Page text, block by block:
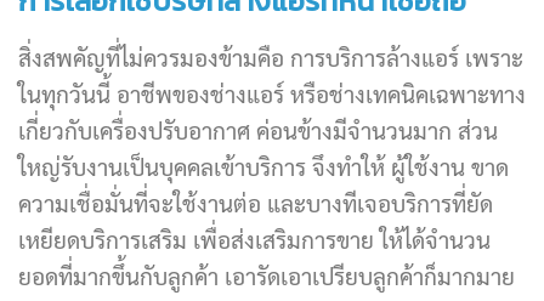
สิ่งสพคัญที่ไม่ควรมองข้ามคือ การบริการล้างแอร์ เพราะ
ในทุกวันนี้ อาชีพของช่างแอร์ หรือช่างเทคนิคเฉพาะทาง
เกี่ยวกับเครื่องปรับอากาศ ค่อนข้างมีจำนวนมาก ส่วน
ใหญ่รับงานเป็นบุคคลเข้าบริการ จึงทำให้ ผู้ใช้งาน ขาด
ความเชื่อมั่นที่จะใช้งานต่อ และบางทีเจอบริการที่ยัด
เหยียดบริการเสริม เพื่อส่งเสริมการขาย ให้ได้จำนวน
ยอดที่มากขึ้นกับลูกค้า เอารัดเอาเปรียบลูกค้าก็มากมาย